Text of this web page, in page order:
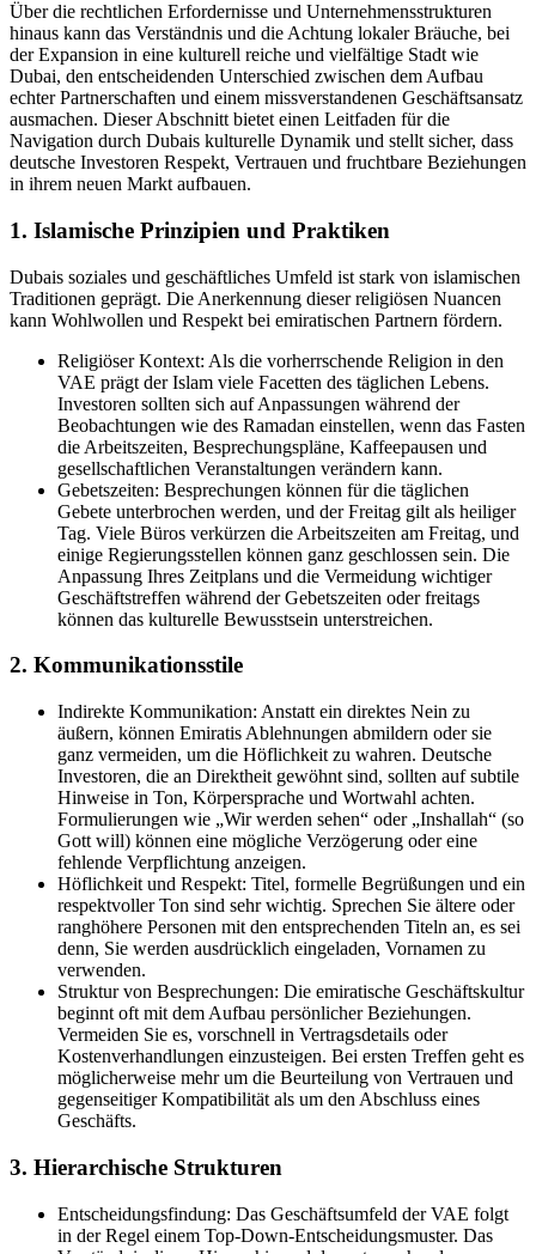
Über die rechtlichen Erfordernisse und Unternehmensstrukturen
hinaus kann das Verständnis und die Achtung lokaler Bräuche, bei
der Expansion in eine kulturell reiche und vielfältige Stadt wie
Dubai, den entscheidenden Unterschied zwischen dem Aufbau
echter Partnerschaften und einem missverstandenen Geschäftsansatz
ausmachen. Dieser Abschnitt bietet einen Leitfaden für die
Navigation durch Dubais kulturelle Dynamik und stellt sicher, dass
deutsche Investoren Respekt, Vertrauen und fruchtbare Beziehungen
in ihrem neuen Markt aufbauen.
1. Islamische Prinzipien und Praktiken
Dubais soziales und geschäftliches Umfeld ist stark von islamischen
Traditionen geprägt. Die Anerkennung dieser religiösen Nuancen
kann Wohlwollen und Respekt bei emiratischen Partnern fördern.
Religiöser Kontext: Als die vorherrschende Religion in den
VAE prägt der Islam viele Facetten des täglichen Lebens.
Investoren sollten sich auf Anpassungen während der
Beobachtungen wie des Ramadan einstellen, wenn das Fasten
die Arbeitszeiten, Besprechungspläne, Kaffeepausen und
gesellschaftlichen Veranstaltungen verändern kann.
Gebetszeiten: Besprechungen können für die täglichen
Gebete unterbrochen werden, und der Freitag gilt als heiliger
Tag. Viele Büros verkürzen die Arbeitszeiten am Freitag, und
einige Regierungsstellen können ganz geschlossen sein. Die
Anpassung Ihres Zeitplans und die Vermeidung wichtiger
Geschäftstreffen während der Gebetszeiten oder freitags
können das kulturelle Bewusstsein unterstreichen.
2. Kommunikationsstile
Indirekte Kommunikation: Anstatt ein direktes Nein zu
äußern, können Emiratis Ablehnungen abmildern oder sie
ganz vermeiden, um die Höflichkeit zu wahren. Deutsche
Investoren, die an Direktheit gewöhnt sind, sollten auf subtile
Hinweise in Ton, Körpersprache und Wortwahl achten.
Formulierungen wie „Wir werden sehen“ oder „Inshallah“ (so
Gott will) können eine mögliche Verzögerung oder eine
fehlende Verpflichtung anzeigen.
Höflichkeit und Respekt: Titel, formelle Begrüßungen und ein
respektvoller Ton sind sehr wichtig. Sprechen Sie ältere oder
ranghöhere Personen mit den entsprechenden Titeln an, es sei
denn, Sie werden ausdrücklich eingeladen, Vornamen zu
verwenden.
Struktur von Besprechungen: Die emiratische Geschäftskultur
beginnt oft mit dem Aufbau persönlicher Beziehungen.
Vermeiden Sie es, vorschnell in Vertragsdetails oder
Kostenverhandlungen einzusteigen. Bei ersten Treffen geht es
möglicherweise mehr um die Beurteilung von Vertrauen und
gegenseitiger Kompatibilität als um den Abschluss eines
Geschäfts.
3. Hierarchische Strukturen
Entscheidungsfindung: Das Geschäftsumfeld der VAE folgt
in der Regel einem Top-Down-Entscheidungsmuster. Das